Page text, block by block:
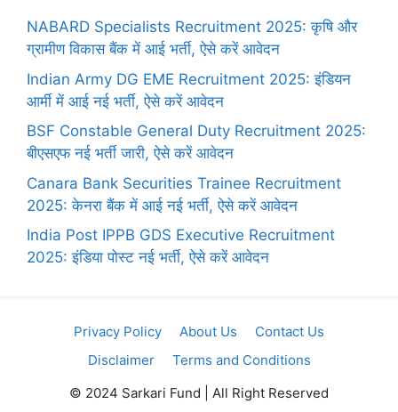
NABARD Specialists Recruitment 2025: कृषि और
ग्रामीण विकास बैंक में आई भर्ती, ऐसे करें आवेदन
Indian Army DG EME Recruitment 2025: इंडियन
आर्मी में आई नई भर्ती, ऐसे करें आवेदन
BSF Constable General Duty Recruitment 2025:
बीएसएफ नई भर्ती जारी, ऐसे करें आवेदन
Canara Bank Securities Trainee Recruitment
2025: केनरा बैंक में आई नई भर्ती, ऐसे करें आवेदन
India Post IPPB GDS Executive Recruitment
2025: इंडिया पोस्ट नई भर्ती, ऐसे करें आवेदन
Privacy Policy About Us
Contact Us
Disclaimer
Terms and Conditions
© 2024 Sarkari Fund | All Right Reserved